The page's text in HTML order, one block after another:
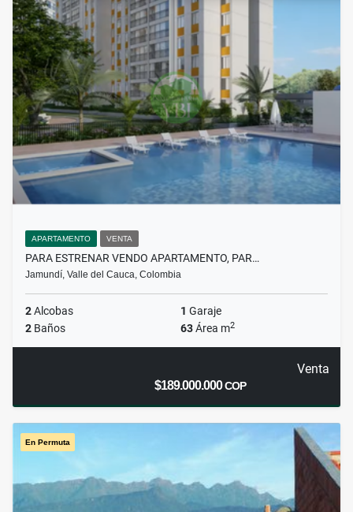
APARTAMENTO VENTA
PARA ESTRENAR VENDO APARTAMENTO, PAR…
Jamundí, Valle del Cauca, Colombia
2Alcobas 1 Garaje
2 Baños 63Área m2
Venta
$189.000.000COP
En Permuta